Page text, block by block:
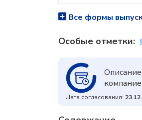
Все формы
Особые отметки:
Дата согласования: